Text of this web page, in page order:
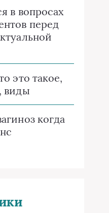
в вопросах
перед
это такое,
виды
когда